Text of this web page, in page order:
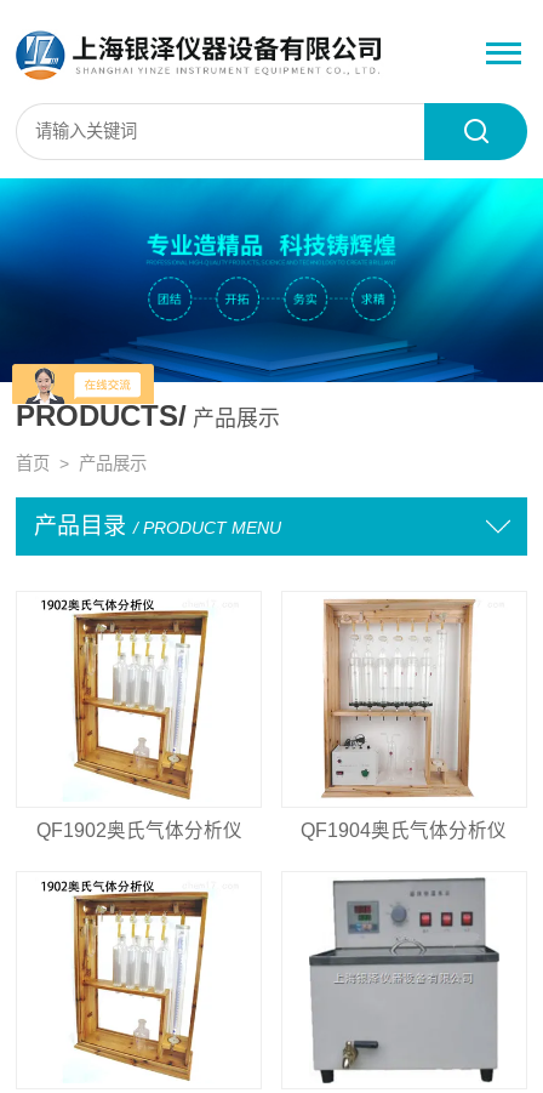
PRODUCTS/ 产品展示
首页 > 产品展示
产品目录 / PRODUCT MENU
QF1902奥氏气体分析仪 QF1904奥氏气体分析仪